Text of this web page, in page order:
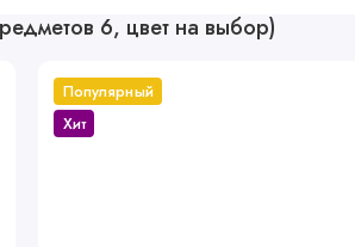
6, цвет на выбор)
Популярный
Хит